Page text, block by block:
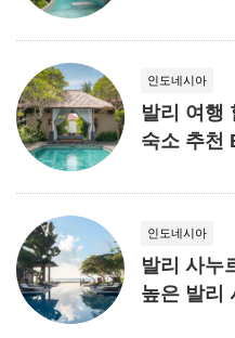
인도네시아
발리 여행
숙소 추천
인도네시아
발리 사누
높은 발리